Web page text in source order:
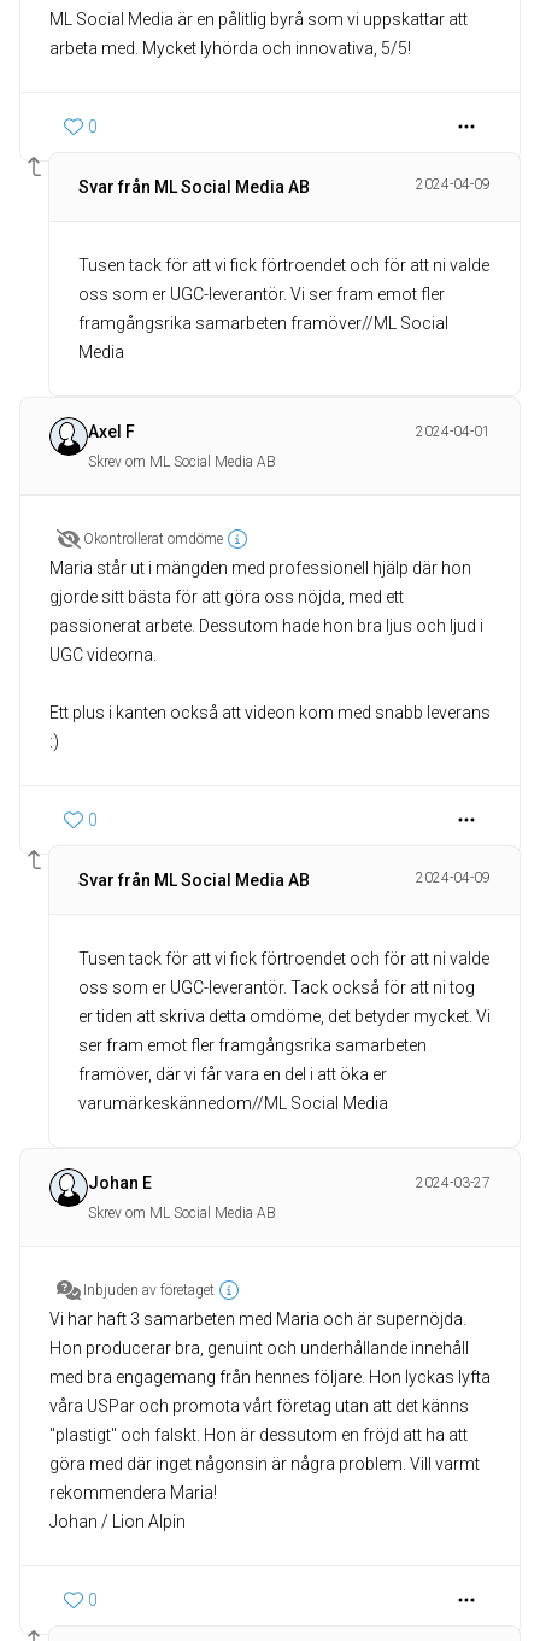
ML Social Media är en pålitlig byrå som vi uppskattar att
arbeta med. Mycket lyhörda och innovativa, 5/5!
0
Svar från ML Social Media AB 2024-04-09
Tusen tack för att vi fick förtroendet och för att ni valde
oss som er UGC-leverantör. Vi ser fram emot fler
framgångsrika samarbeten framöver//ML Social
Media
Axel F
2024-04-01
Skrev om ML Social Media AB
Okontrollerat omdöme
Maria står ut i mängden med professionell hjälp där hon
gjorde sitt bästa för att göra oss nöjda, med ett
passionerat arbete. Dessutom hade hon bra ljus och ljud i
UGC videorna.
Ett plus i kanten också att videon kom med snabb leverans
:)
0
Svar från ML Social Media AB 2024-04-09
Tusen tack för att vi fick förtroendet och för att ni valde
oss som er UGC-leverantör. Tack också för att ni tog
er tiden att skriva detta omdöme, det betyder mycket. Vi
ser fram emot fler framgångsrika samarbeten
framöver, där vi får vara en del i att öka er
varumärkeskännedom//ML Social Media
Johan E
2024-03-27
Skrev om ML Social Media AB
Inbjuden av företaget
Vi har haft 3 samarbeten med Maria och är supernöjda.
Hon producerar bra, genuint och underhållande innehåll
med bra engagemang från hennes följare. Hon lyckas lyfta
våra USPar och promota vårt företag utan att det känns
"plastigt" och falskt. Hon är dessutom en fröjd att ha att
göra med där inget någonsin är några problem. Vill varmt
rekommendera Maria!
Johan / Lion Alpin
0